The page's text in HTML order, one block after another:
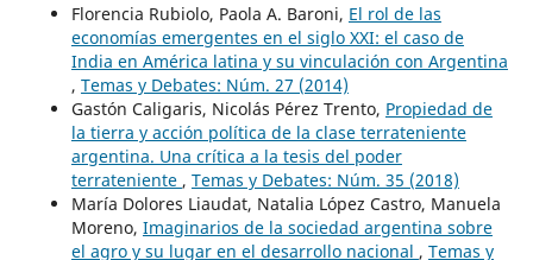
Florencia Rubiolo, Paola A. Baroni, El rol de las
economías emergentes en el siglo XXI: el caso de
India en América latina y su vinculación con Argentina
, Temas y Debates: Núm. 27 (2014)
Gastón Caligaris, Nicolás Pérez Trento, Propiedad de
la tierra y acción política de la clase terrateniente
argentina. Una crítica a la tesis del poder
terrateniente , Temas y Debates: Núm. 35 (2018)
María Dolores Liaudat, Natalia López Castro, Manuela
Moreno, Imaginarios de la sociedad argentina sobre
el agro y su lugar en el desarrollo nacional , Temas y